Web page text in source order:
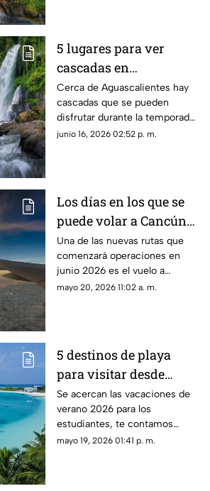
5 lugares para ver
cascadas en
Aguascalientes durante
la temporada de lluvias
2026
Cerca de Aguascalientes hay
cascadas que se pueden
disfrutar durante la temporada
de lluvia 2026; te dejamos
junio 16, 2026 02:52 p. m.
Los días en los que se
puede volar a Cancún
desde el Aeropuerto de
Aguascalientes
Una de las nuevas rutas que
comenzará operaciones en
junio 2026 es el vuelo a
Cancún desde el Aeropuerto
mayo 20, 2026 11:02 a. m.
5 destinos de playa
para visitar desde
Aguascalientes en
vacaciones de verano
2026
Se acercan las vacaciones de
verano 2026 para los
estudiantes, te contamos
enseguida los destinos de
mayo 19, 2026 01:41 p. m.